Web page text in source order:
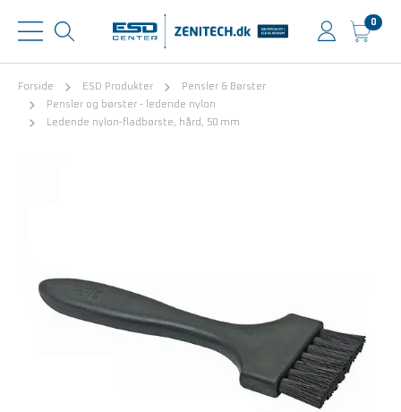
0
Forside ESD Produkter
Pensler & Børster
Pensler og børster - ledende nylon
Ledende nylon-fladbørste, hård, 50 mm